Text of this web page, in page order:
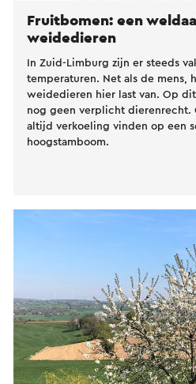
Fruitbomen: een
weidedieren
In Zuid-Limburg zijn er steeds
temperaturen. Net als de mens,
weidedieren hier last van. Op
nog geen verplicht dierenrecht.
altijd verkoeling vinden op een
hoogstamboom.